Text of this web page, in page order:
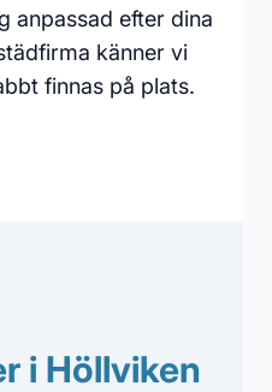
anpassad efter dina
känner vi
finnas på plats.
i Höllviken